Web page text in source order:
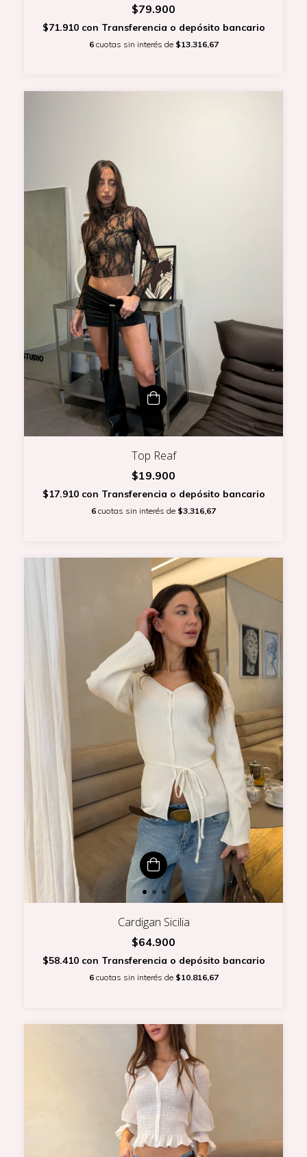
$79.900
$71.910 con Transferencia o depósito bancario
6 cuotas sin interés de $13.316,67
Top Reaf
$19.900
$17.910 con Transferencia o depósito bancario
6 cuotas sin interés de $3.316,67
Cardigan Sicilia
$64.900
$58.410 con Transferencia o depósito bancario
6 cuotas sin interés de $10.816,67